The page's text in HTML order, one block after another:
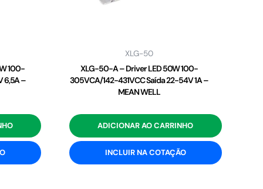
100-
6,5A –
XLG-50
XLG-50-A – Driver LED 50W 100-
305VCA/142-431VCC Saída 22-54V 1A –
MEAN WELL
ADICIONAR AO CARRINHO
INCLUIR NA COTAÇÃO